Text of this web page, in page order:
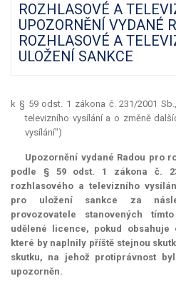
ROZHLASOVÉ A
UPOZORNĚNÍ VYDANÉ
ROZHLASOVÉ A
ULOŽENÍ SANKCE
k § 59 odst. 1 zákona č. 231/2001
televizního vysílání a o změně
vysílání")
Upozornění vydané Radou pro
podle § 59 odst. 1 zákona č.
rozhlasového a televizního
pro uložení sankce za
provozovatele stanovených
udělené licence, pokud obsahuje
které by naplnily příště stejnou
skutku, na jehož protiprávnost
upozorněn.